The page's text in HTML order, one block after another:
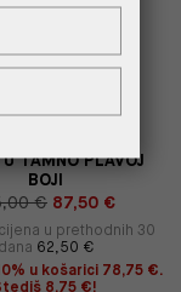
TAMNO PLAVOJ
BOJI
€ 87,50 €
u prethodnih 30
dana 62,50 €
u košarici 78,75 €.
8,75 €!